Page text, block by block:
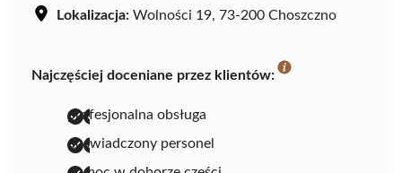
Lokalizacja: Wolności 19, 73-200 Choszczno
Najczęściej doceniane przez klientów:
profesjonalna obsługa
doświadczony personel